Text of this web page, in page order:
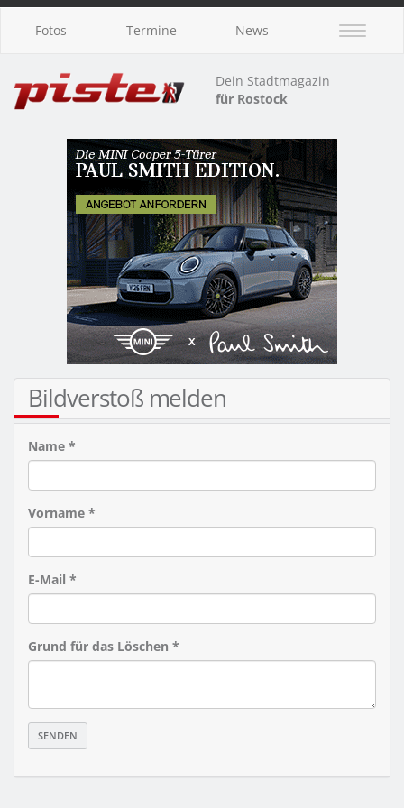
Fotos Termine News
Dein Stadtmagazin
für Rostock
Bildverstoß melden
Name *
Vorname *
E-Mail *
Grund für das Löschen *